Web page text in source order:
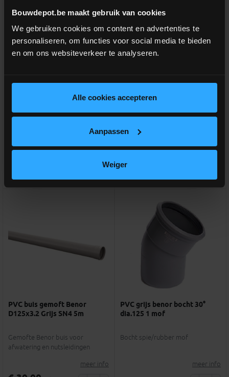
Bouwdepot.be maakt gebruik van cookies
We gebruiken cookies om content en advertenties te
personaliseren, om functies voor social media te bieden
en om ons websiteverkeer te analyseren.
Alle cookies accepteren
Aanpassen
Weiger
Glijmiddel voor PP, PVC- en
meer info
PVC buis gemoft Benor
afwatering en nutsleidingen
meer info
€ 18,00
PVC buis gemoft Benor
D125x3.2 Grijs SN4 5m
Gemofte Benor buis voor
afwatering en nutsleidingen
meer info
PVC grijs benor bocht 30°
dia.125 1 mof
Bocht spie/rubber mof
meer info